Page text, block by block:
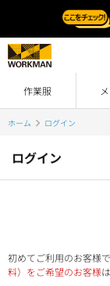
作業服
ホーム ログイン
ログイン
初めてご利用のお客様
料）をご希望のお客様